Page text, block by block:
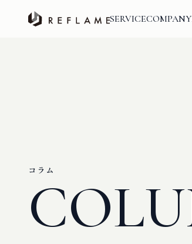
SERVICECOMPANY
コラム